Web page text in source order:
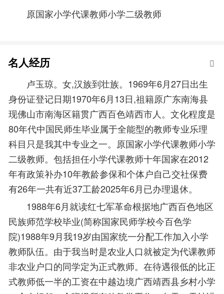
原国家小学代课教师小学二级教师
名人经历
卢玉琼。女,汉族到壮族。1969年6月27日出生
身份证登记日期1970年6月13日,祖籍原广东南海县
现佛山市南海区籍贯广西百色靖西市人。文化程度是
80年代中国民师生毕业属于全能型的教师专业乐理
科目只是我其中专业之一。原国家小学代课教师小学
二级教师。包括担任小学代课教师十年国家在2012
年有政策补办10年教龄参保和个体户自己交社保费
有26年一共有近37工龄2025年6月已办理退休。
1988年6月就读红七军革命根据地广西百色地区
民族师范学校毕业(简称国家民师学校今百色学
院)1988年9月我19岁由国家统一分配工作加入小学
教师队伍。由于我当时是农业人口就被定为代课教师
非农业户口的同学定为正式教师。在待遇很低的比正
式教师低一半的工资在中越边境广西靖西县乡村小学